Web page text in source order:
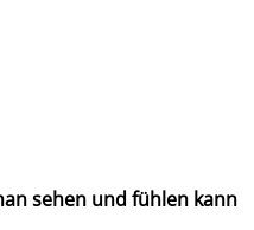
sehen und fühlen kann